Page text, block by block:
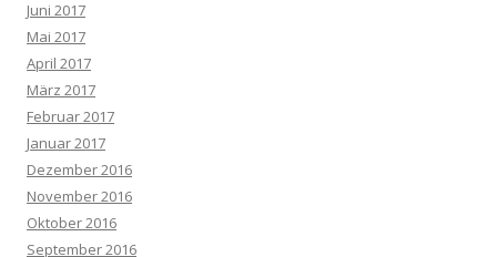
Juni 2017
Mai 2017
April 2017
März 2017
Februar 2017
Januar 2017
Dezember 2016
November 2016
Oktober 2016
September 2016